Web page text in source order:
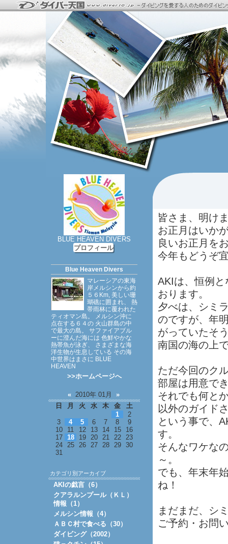
皆さま、明け
お正月はいか
良いお正月を
今年もどうぞ
AKIは、恒例
おります。
夕べは、シミ
のですが、年
がっていたそ
南国の海の上
ただ今回のク
部屋は用意で
それでも何と
以外のガイド
という事で、
す。
そんなワケな
～。
でも、年末年
ね！
まだまだ、シ
ご予約・お問
BLUE HEAVEN DIVERS
プロフィール
Blue Heaven Divers
マレーシアの東海
岸メルシンから約
５６Km, 美しい珊
瑚礁に囲まれ、 熱
帯雨林に覆われた
ティオマン島。 メルシン沖に
点在する６４の 火山群島の中
で最大の島。 サファイアブル
ーに澄んだ海には 色鮮やかな
熱帯魚が泳ぎ、 さまざまな海
洋生物が生息している その海
中世界はまさに BLUE
HEAVEN
>>ホームページへ
« 2010年 01月 »
日
月 火 水 木 金
土
1
2
3
4 5 6 7 8
9
10
11 12 13 14 15
16
17
18 19 20 21 22
23
24
25 26 27 28 29
30
31
カテゴリ別アーカイブ
AKIの戯言（6）
クアラルンプール（ＫＬ）
情報（1）
メルシン情報（4）
ＡＢＣ村で食べる（30）
ダイビング（2002）